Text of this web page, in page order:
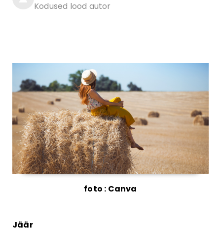
Kodused lood autor
foto : Canva
Jäär